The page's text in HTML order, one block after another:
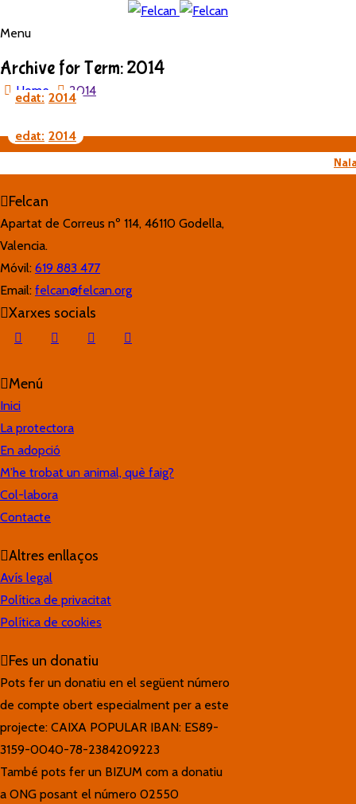
Menu
Archive for Term: 2014
Home 2014
edat 2014
edat 2014
Felcan
Apartat de Correus nº 114, 46110 Godella,
Valencia.
Móvil: 619 883 477
Email: felcan@felcan.org
Xarxes socials
Menú
Inici
La protectora
En adopció
M’he trobat un animal, què faig?
Col-labora
Contacte
Altres enllaços
Avís legal
Política de privacitat
Política de cookies
Fes un donatiu
Pots fer un donatiu en el següent número
de compte obert especialment per a este
projecte: CAIXA POPULAR IBAN: ES89-
3159-0040-78-2384209223
També pots fer un BIZUM com a donatiu
a ONG posant el número 02550